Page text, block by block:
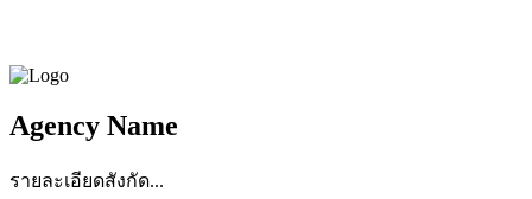
Agency Name
รายละเอียดสังกัด...